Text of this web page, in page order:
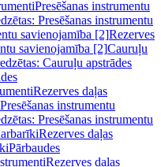
Presēšanas instrumentu
Presēšanas instrumentu
savienojamība [2]Rezerves
savienojamība [2]Cauruļu
Cauruļu apstrādes
Rezerves daļas
Presēšanas instrumentu
Presēšanas instrumentu
Rezerves daļas
Pārbaudes
Rezerves daļas